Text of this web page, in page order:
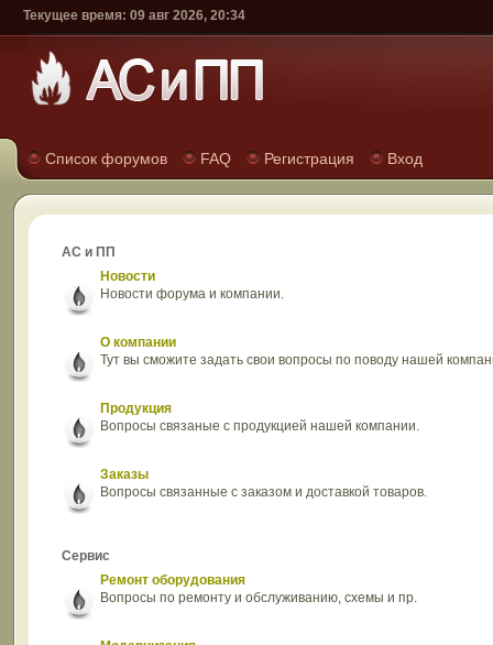
Текущее время: 09 авг 2026, 20:34
Список форумов FAQ Регистрация Вход
АС и ПП
Новости
Новости форума и компании.
О компании
Тут вы сможите задать свои вопросы по поводу нашей
Продукция
Вопросы связаные с продукцией нашей компании.
Заказы
Вопросы связанные с заказом и доставкой товаров.
Сервис
Ремонт оборудования
Вопросы по ремонту и обслуживанию, схемы и пр.